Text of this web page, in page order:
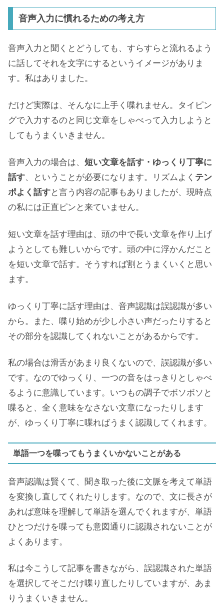
音声入力に慣れるための考え方
音声入力と聞くとどうしても、すらすらと流れるよう
に話してそれを文字にするというイメージがありま
す。私はありました。
だけど実際は、そんなに上手く喋れません。タイピン
グで入力するのと同じ文章をしゃべって入力しようと
してもうまくいきません。
音声入力の場合は、 短い文章を話す ・ゆっくり丁寧に
話す、ということが必要になります。リズムよく テン
ポよく話すと言う内容の記事もありましたが、現時点
の私には正直ピンと来ていません。
短い文章を話す理由は、頭の中で長い文章を作り上げ
ようとしても難しいからです。頭の中に浮かんだこと
を短い文章で話す。そうすれば割とうまくいくと思い
ます。
ゆっくり丁寧に話す理由は、音声認識は誤認識が多い
から。また、喋り始めが少し小さい声だったりすると
その部分を認識してくれないことがあるからです。
私の場合は滑舌があまり良くないので、誤認識が多い
です。なのでゆっくり、一つの音をはっきりとしゃべ
るように意識しています。いつもの調子でボソボソと
喋ると、全く意味をなさない文章になったりします
が、ゆっくり丁寧に喋ればうまく認識してくれます。
単語一つを喋ってもうまくいかないことがある
音声認識は賢くて、聞き取った後に文脈を考えて単語
を変換し直してくれたりします。なので、文に長さが
あれば意味を理解して単語を選んでくれますが、単語
ひとつだけを喋っても意図通りに認識されないことが
よくあります。
私は今こうして記事を書きながら、誤認識された単語
を選択してそこだけ喋り直したりしていますが、あま
りうまくいきません。